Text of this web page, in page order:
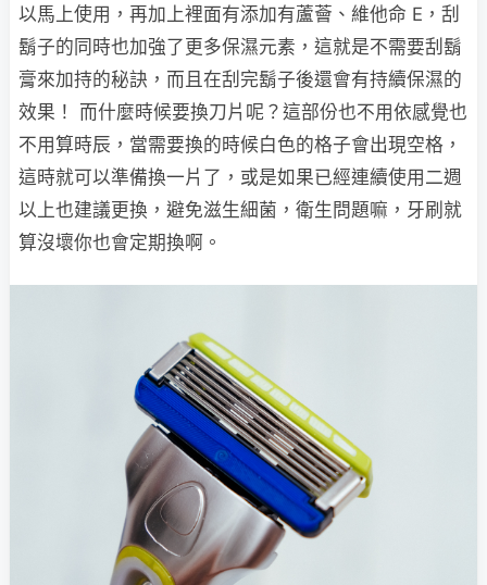
以馬上使用，再加上裡面有添加有蘆薈、維他命 E，刮
鬍子的同時也加強了更多保濕元素，這就是不需要刮鬍
膏來加持的秘訣，而且在刮完鬍子後還會有持續保濕的
效果！ 而什麼時候要換刀片呢？這部份也不用依感覺也
不用算時辰，當需要換的時候白色的格子會出現空格，
這時就可以準備換一片了，或是如果已經連續使用二週
以上也建議更換，避免滋生細菌，衛生問題嘛，牙刷就
算沒壞你也會定期換啊。